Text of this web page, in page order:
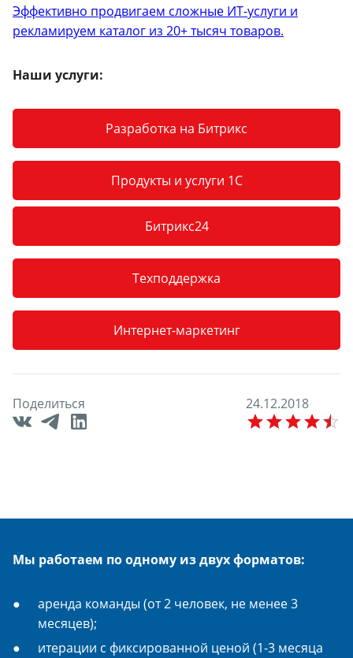
Эффективно продвигаем сложные ИТ-услуги и
рекламируем каталог из 20+ тысяч товаров.
Наши услуги:
Разработка на Битрикс
Продукты и услуги 1С
Битрикс24
Техподдержка
Интернет-маркетинг
Поделиться 24.12.2018
Мы работаем по одному из двух форматов:
аренда команды (от 2 человек, не менее 3
месяцев);
итерации с фиксированной ценой (1-3 месяца